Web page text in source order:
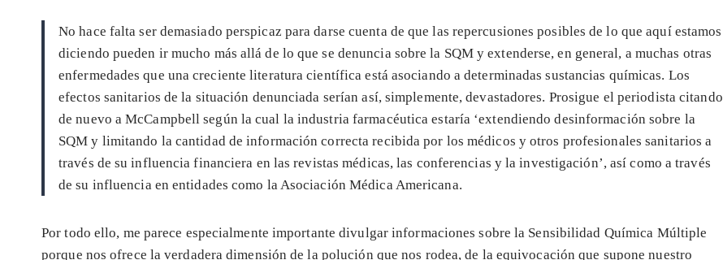
No hace falta ser demasiado perspicaz para darse cuenta de que las repercusiones posibles de lo que aquí estamos
diciendo pueden ir mucho más allá de lo que se denuncia sobre la SQM y extenderse, en general, a muchas otras
enfermedades que una creciente literatura científica está asociando a determinadas sustancias químicas. Los
efectos sanitarios de la situación denunciada serían así, simplemente, devastadores. Prosigue el periodista citando
de nuevo a McCampbell según la cual la industria farmacéutica estaría ‘extendiendo desinformación sobre la
SQM y limitando la cantidad de información correcta recibida por los médicos y otros profesionales sanitarios a
través de su influencia financiera en las revistas médicas, las conferencias y la investigación’, así como a través
de su influencia en entidades como la Asociación Médica Americana.
Por todo ello, me parece especialmente importante divulgar informaciones sobre la Sensibilidad Química Múltiple
porque nos ofrece la verdadera dimensión de la polución que nos rodea, de la equivocación que supone nuestro